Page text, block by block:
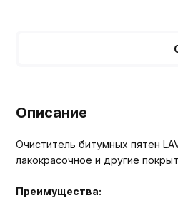
Описание
Очиститель битумных пятен
лакокрасочное и другие
Преимущества: